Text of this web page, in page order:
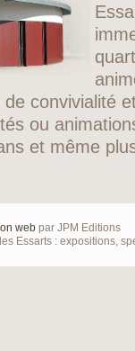
convivialité
ou
et même
web par JPM Editions
Essarts : expositions,